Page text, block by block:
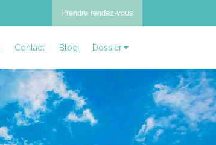
Prendre rendez-vous
Contact Blog Dossier